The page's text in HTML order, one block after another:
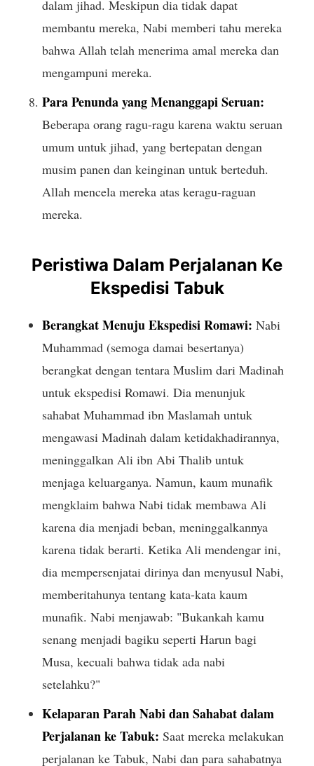
dalam jihad. Meskipun dia tidak dapat
membantu mereka, Nabi memberi tahu mereka
bahwa Allah telah menerima amal mereka dan
mengampuni mereka.
Para Penunda yang Menanggapi Seruan:
Beberapa orang ragu-ragu karena waktu seruan
umum untuk jihad, yang bertepatan dengan
musim panen dan keinginan untuk berteduh.
Allah mencela mereka atas keragu-raguan
mereka.
Peristiwa Dalam Perjalanan Ke
Ekspedisi Tabuk
Berangkat Menuju Ekspedisi Romawi: Nabi
Muhammad (semoga damai besertanya)
berangkat dengan tentara Muslim dari Madinah
untuk ekspedisi Romawi. Dia menunjuk
sahabat Muhammad ibn Maslamah untuk
mengawasi Madinah dalam ketidakhadirannya,
meninggalkan Ali ibn Abi Thalib untuk
menjaga keluarganya. Namun, kaum munafik
mengklaim bahwa Nabi tidak membawa Ali
karena dia menjadi beban, meninggalkannya
karena tidak berarti. Ketika Ali mendengar ini,
dia mempersenjatai dirinya dan menyusul Nabi,
memberitahunya tentang kata-kata kaum
munafik. Nabi menjawab: "Bukankah kamu
senang menjadi bagiku seperti Harun bagi
Musa, kecuali bahwa tidak ada nabi
setelahku?"
Kelaparan Parah Nabi dan Sahabat dalam
Perjalanan ke Tabuk: Saat mereka melakukan
perjalanan ke Tabuk, Nabi dan para sahabatnya